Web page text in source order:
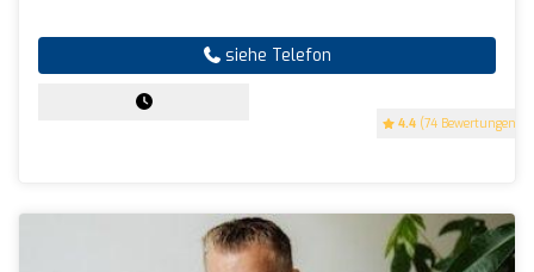
4.4 (74 Bewertungen)
siehe Telefon